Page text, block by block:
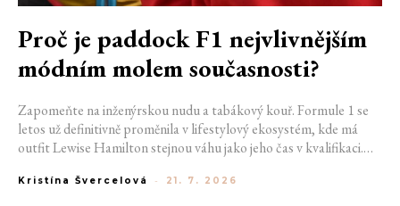
Proč je paddock F1 nejvlivnějším
módním molem současnosti?
Zapomeňte na inženýrskou nudu a tabákový kouř. Formule 1 se
letos už definitivně proměnila v lifestylový ekosystém, kde má
outfit Lewise Hamilton stejnou váhu jako jeho čas v kvalifikaci.
nové generace influencerů a fenoménu manželek a partnerek
Kristína Švercelová - 21. 7. 2026